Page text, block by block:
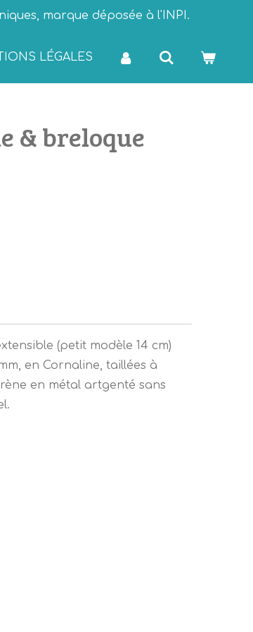
marque déposée à l'INPI.
LÉGALES
& breloque
(petit modèle 14 cm)
en Cornaline, taillées à
en métal artgenté sans